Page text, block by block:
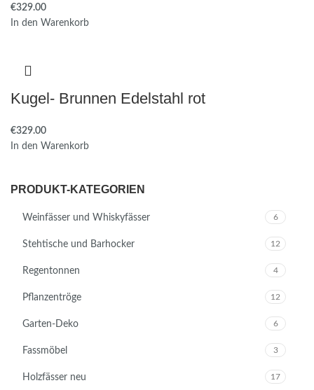
PRODUKT-KATEGORIEN
Weinfässer und Whiskyfässer 6
Stehtische und Barhocker 12
Regentonnen 4
Pflanzentröge 12
Garten-Deko 6
Fassmöbel 3
Holzfässer neu 17
€
In den Warenkorb
Kugel- Brunnen Edelstahl rot
€
In den Warenkorb